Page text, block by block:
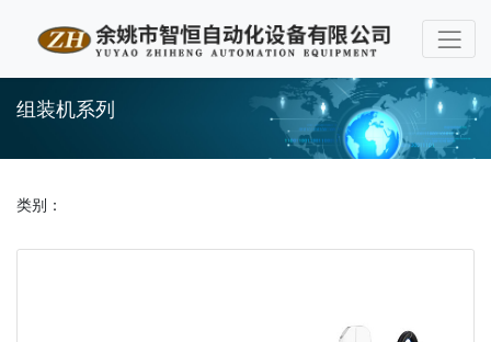
组装机系列
类别：